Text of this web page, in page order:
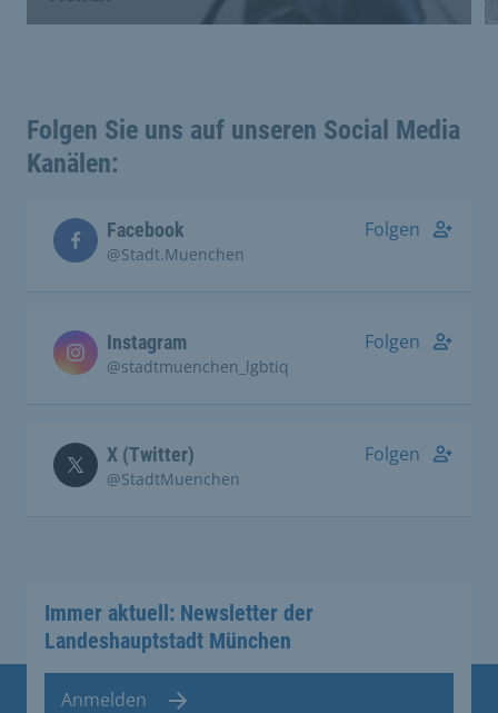
Folgen Sie uns auf unseren Social Media
Kanälen:
Facebook
@Stadt.Muenchen
Folgen
Instagram
@stadtmuenchen_lgbtiq
Folgen
X (Twitter)
@StadtMuenchen
Folgen
Immer aktuell: Newsletter der
Landeshauptstadt München
Anmelden